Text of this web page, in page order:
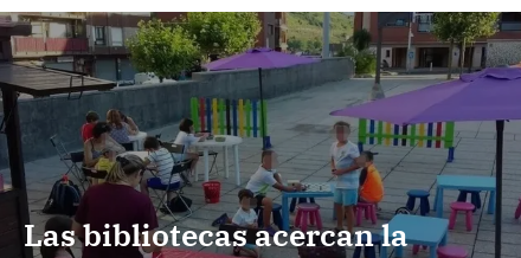
Las bibliotecas acercan la